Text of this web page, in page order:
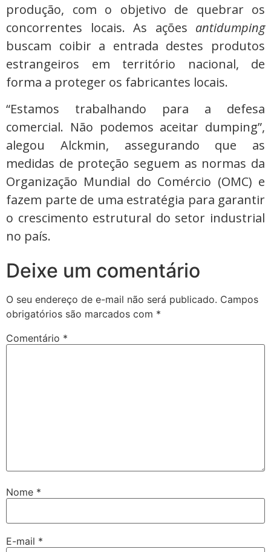
produção, com o objetivo de quebrar os
concorrentes locais. As ações antidumping
buscam coibir a entrada destes produtos
estrangeiros em território nacional, de
forma a proteger os fabricantes locais.
“Estamos trabalhando para a defesa
comercial. Não podemos aceitar dumping”,
alegou Alckmin, assegurando que as
medidas de proteção seguem as normas da
Organização Mundial do Comércio (OMC) e
fazem parte de uma estratégia para garantir
o crescimento estrutural do setor industrial
no país.
Deixe um comentário
O seu endereço de e-mail não será publicado. Campos
obrigatórios são marcados com *
Comentário *
Nome *
E-mail *